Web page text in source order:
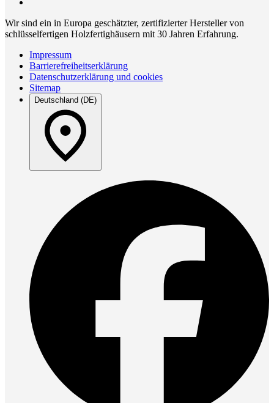
Wir sind ein in Europa geschätzter, zertifizierter Hersteller von
schlüsselfertigen Holzfertighäusern mit 30 Jahren Erfahrung.
Impressum
Barrierefreiheitserklärung
Datenschutzerklärung und cookies
Sitemap
Deutschland (DE)